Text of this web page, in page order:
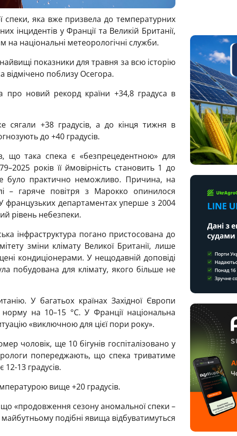
яка вже призвела до температурних
інцидентів у Франції та Великій Британії,
національні метеорологічні служби.
показники для травня за всю історію
відмічено поблизу Осегора.
про новий рекорд країни +34,8 градуса в
сягали +38 градусів, а до кінця тижня в
до +40 градусів.
що така спека є «безпрецедентною» для
років її ймовірність становить 1 до
було практично неможливо. Причина, на
– гаряче повітря з Марокко опинилося
французьких департаментах уперше з 2004
рівень небезпеки.
інфраструктура погано пристосована до
зміни клімату Великої Британії, лише
кондиціонерами. У нещодавній доповіді
побудована для клімату, якого більше не
У багатьох країнах Західної Європи
на 10–15 °C. У Франції національна
«виключною для цієї пори року».
чоловік, ще 10 бігунів госпіталізовано у
попереджають, що спека триватиме
12-13 градусів.
вище +20 градусів.
«продовження сезону аномальної спеки –
подібні явища відбуватимуться